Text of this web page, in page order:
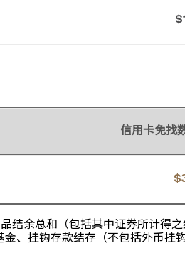
信用卡免找
结余总和（包括其中证券所计得
、挂钩存款结存（不包括外币挂